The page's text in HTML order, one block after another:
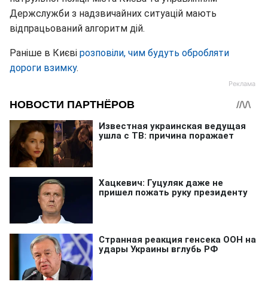
Держслужби з надзвичайних ситуацій мають
відпрацьований алгоритм дій.
Раніше в Києві розповіли, чим будуть обробляти
дороги взимку.